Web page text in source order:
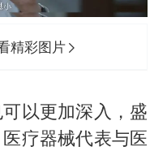
精彩图片
以更加深入，盛
疗器械代表与医